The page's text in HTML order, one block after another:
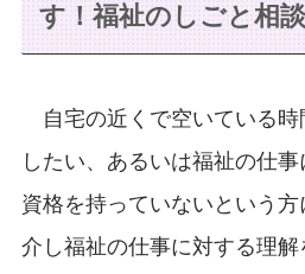
す！福祉のしごと相
自宅の近くで空いている時
したい、あるいは福祉の仕
資格を持っていないという
介し福祉の仕事に対する理